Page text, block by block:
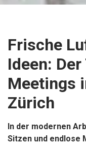
Frische
Ideen:
Meetings
Zürich
In der modernen
Sitzen und endlose